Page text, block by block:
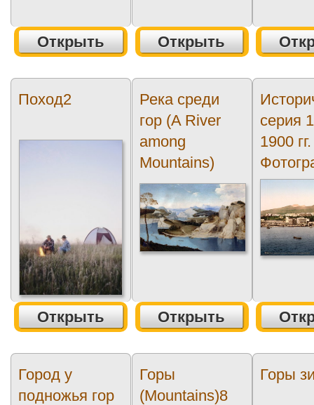
Открыть Открыть
Поход2
Открыть
Река среди
гор (A River
among
Mountains)
Открыть
серия
1900 гг.
Город у
подножья гор
Горы
(Mountains)8
Горы